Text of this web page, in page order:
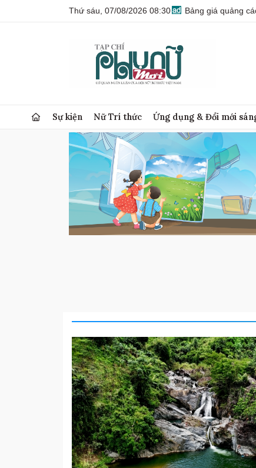
Thứ sáu, 07/08/2026 08:30 Bảng giá quảng
Sự kiện Nữ Trí thức Ứng dụng & Đổi mới